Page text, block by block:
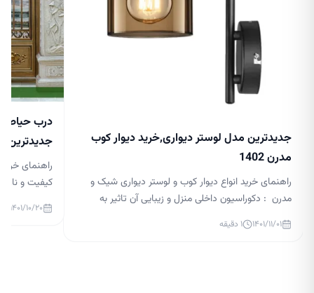
جدیدترین مدل لوستر دیواری,خرید دیوار کوب
مدرن 1402
راهنمای خرید انواع دیوار کوب و لوستر دیواری شیک و
مدرن : دکوراسیون داخلی منزل و زیبایی آن تاثیر به
سزایی در آرامش افراد آن دارد. نورپردازی در دکوراسیون
داخلی بسیار مهم است و می تواند زیبایی منزل شما را
۱۴۰۱/۱۱/۰۱ ۱ دقیقه
درب حیاط
جدیدترین
راهنمای
کیفیت و
درب حیاط
گذار بر
۱۴۰۱/۱۰/۲۰